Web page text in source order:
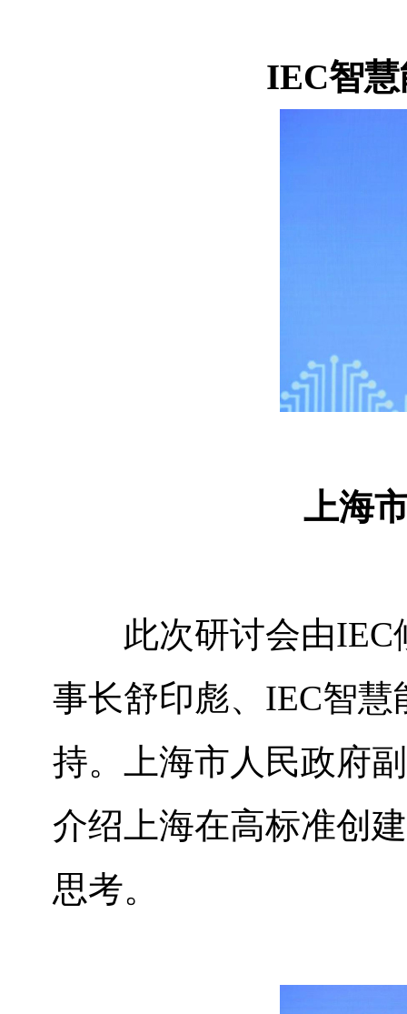
IEC智
上海
此次研讨会由IEC
事长舒印彪、 IEC智慧
持。上海市人民政府
介绍上海在高标准创
思考。